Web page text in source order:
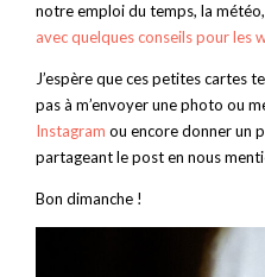
notre emploi du temps, la
avec quelques conseils pour les
J’espère que ces petites cartes
pas à m’envoyer une photo ou
Instagram ou encore donner un
partageant le post en nous
Bon dimanche !